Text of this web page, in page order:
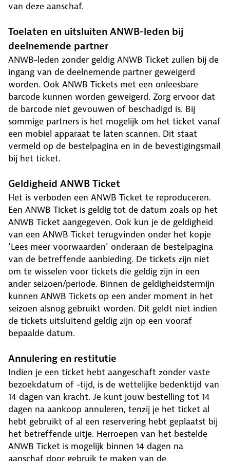
van deze aanschaf.
Toelaten en uitsluiten ANWB-leden bij
deelnemende partner
ANWB-leden zonder geldig ANWB Ticket zullen bij de
ingang van de deelnemende partner geweigerd
worden. Ook ANWB Tickets met een onleesbare
barcode kunnen worden geweigerd. Zorg ervoor dat
de barcode niet gevouwen of beschadigd is. Bij
sommige partners is het mogelijk om het ticket vanaf
een mobiel apparaat te laten scannen. Dit staat
vermeld op de bestelpagina en in de bevestigingsmail
bij het ticket.
Geldigheid ANWB Ticket
Het is verboden een ANWB Ticket te reproduceren.
Een ANWB Ticket is geldig tot de datum zoals op het
ANWB Ticket aangegeven. Ook kun je de geldigheid
van een ANWB Ticket terugvinden onder het kopje
‘Lees meer voorwaarden’ onderaan de bestelpagina
van de betreffende aanbieding. De tickets zijn niet
om te wisselen voor tickets die geldig zijn in een
ander seizoen/periode. Binnen de geldigheidstermijn
kunnen ANWB Tickets op een ander moment in het
seizoen alsnog gebruikt worden. Dit geldt niet indien
de tickets uitsluitend geldig zijn op een vooraf
bepaalde datum.
Annulering en restitutie
Indien je een ticket hebt aangeschaft zonder vaste
bezoekdatum of -tijd, is de wettelijke bedenktijd van
14 dagen van kracht. Je kunt jouw bestelling tot 14
dagen na aankoop annuleren, tenzij je het ticket al
hebt gebruikt of al een reservering hebt geplaatst bij
het betreffende uitje. Herroepen van het bestelde
ANWB Ticket is mogelijk binnen 14 dagen na
aanschaf door gebruik te maken van de